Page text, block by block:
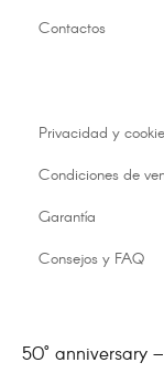
Contactos
Privacidad y
Condiciones de
Garantía
Consejos y FAQ
50° anniversary